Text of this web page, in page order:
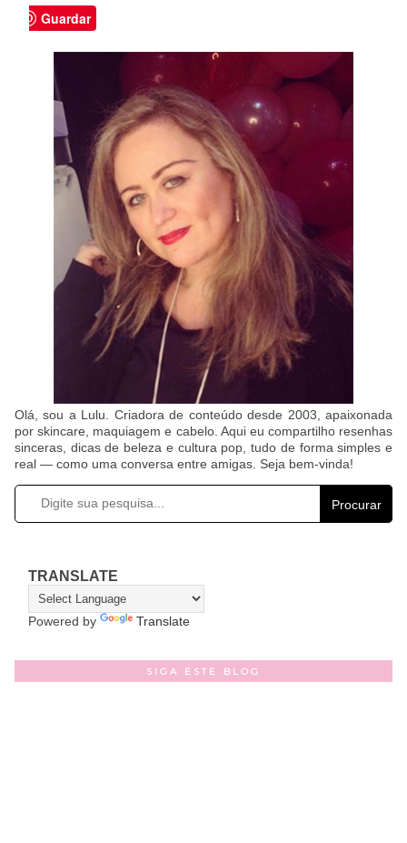
Guardar
Olá, sou a Lulu. Criadora de conteúdo desde 2003, apaixonada
por skincare, maquiagem e cabelo. Aqui eu compartilho resenhas
sinceras, dicas de beleza e cultura pop, tudo de forma simples e
real — como uma conversa entre amigas. Seja bem-vinda!
Procurar
TRANSLATE
Powered by Translate
SIGA ESTE BLOG